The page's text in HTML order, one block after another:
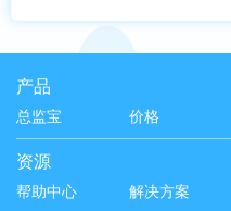
产品
总监宝 价格
资源
帮助中心 解决方案